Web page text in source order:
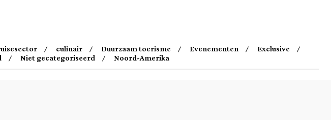
culinair Duurzaam toerisme Evenementen
Exclusive
Niet gecategoriseerd Noord-Amerika